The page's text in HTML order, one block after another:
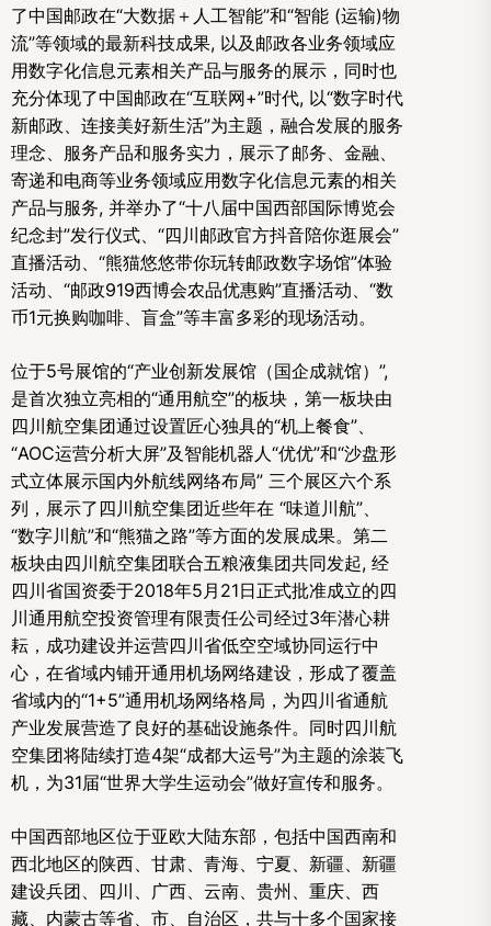
了中国邮政在“大数据＋人工智能”和“智能 (运输)物
流”等领域的最新科技成果, 以及邮政各业务领域应
用数字化信息元素相关产品与服务的展示，同时也
充分体现了中国邮政在“互联网+”时代, 以“数字时代
新邮政、连接美好新生活”为主题，融合发展的服务
理念、服务产品和服务实力，展示了邮务、金融、
寄递和电商等业务领域应用数字化信息元素的相关
产品与服务, 并举办了“十八届中国西部国际博览会
纪念封”发行仪式、“四川邮政官方抖音陪你逛展会”
直播活动、“熊猫悠悠带你玩转邮政数字场馆”体验
活动、“邮政919西博会农品优惠购”直播活动、“数
币1元换购咖啡、盲盒”等丰富多彩的现场活动。
位于5号展馆的“产业创新发展馆（国企成就馆）”,
是首次独立亮相的“通用航空”的板块，第一板块由
四川航空集团通过设置匠心独具的“机上餐食”、
“AOC运营分析大屏”及智能机器人“优优”和“沙盘形
式立体展示国内外航线网络布局” 三个展区六个系
列，展示了四川航空集团近些年在 “味道川航”、
“数字川航”和“熊猫之路”等方面的发展成果。第二
板块由四川航空集团联合五粮液集团共同发起, 经
四川省国资委于2018年5月21日正式批准成立的四
川通用航空投资管理有限责任公司经过3年潜心耕
耘，成功建设并运营四川省低空空域协同运行中
心，在省域内铺开通用机场网络建设，形成了覆盖
省域内的“1+5”通用机场网络格局，为四川省通航
产业发展营造了良好的基础设施条件。同时四川航
空集团将陆续打造4架“成都大运号”为主题的涂装飞
机，为31届“世界大学生运动会”做好宣传和服务。
中国西部地区位于亚欧大陆东部，包括中国西南和
西北地区的陕西、甘肃、青海、宁夏、新疆、新疆
建设兵团、四川、广西、云南、贵州、重庆、西
藏、内蒙古等省、市、自治区，共与十多个国家接